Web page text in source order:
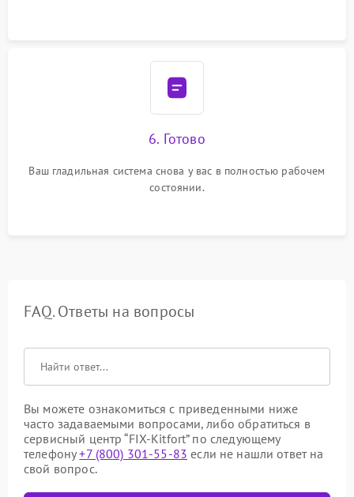
6. Готово
Ваш гладильная система снова у вас в полностью рабочем
состоянии.
FAQ. Ответы на вопросы
Вы можете ознакомиться с приведенными ниже
часто задаваемыми вопросами, либо обратиться в
сервисный центр “FIX-Kitfort” по следующему
телефону+7 (800) 301-55-83 если не нашли ответ на
свой вопрос.